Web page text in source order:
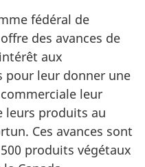
fédéral de
des avances de
aux
pour leur donner une
leur
leurs produits au
Ces avances sont
produits végétaux